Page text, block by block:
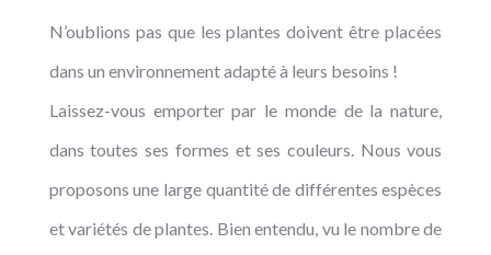
N’oublions pas que les plantes doivent être placées
dans un environnement adapté à leurs besoins !
Laissez-vous emporter par le monde de la nature,
dans toutes ses formes et ses couleurs. Nous vous
proposons une large quantité de différentes espèces
et variétés de plantes. Bien entendu, vu le nombre de